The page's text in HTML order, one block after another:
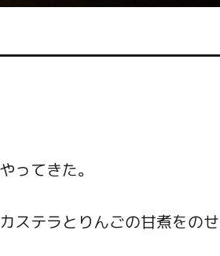
ってきた。
ステラとりんごの甘煮をの